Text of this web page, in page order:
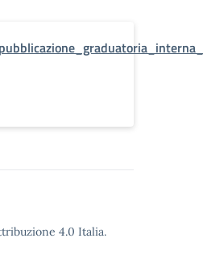
4.0 Italia.